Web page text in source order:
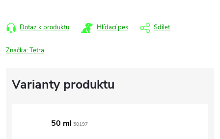
Dotaz k produktu Hlídací pes Sdílet
Značka:Tetra
50 ml 50197